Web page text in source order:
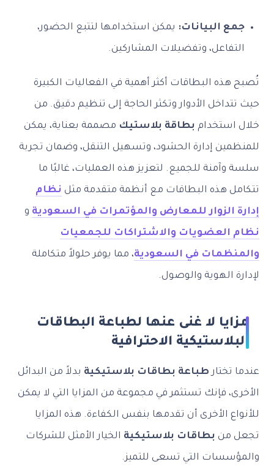
جمع البيانات: يمكن استخدامها لتتبع الحضور،
التفاعل، وتفضيلات المشاركين.
تُصبح هذه البطاقات أكثر أهمية في الفعاليات الكبيرة
حيث تتداخل الأدوار وتكثر الحاجة إلى تنظيم دقيق. من
خلال استخدام بطاقة بلاستيك مصممة بعناية، يمكن
للمنظمين إدارة الحشود، وتسهيل التنقل، وضمان تجربة
سلسة وآمنة للجميع. لتعزيز هذه العمليات، غالبًا ما
تتكامل هذه البطاقات مع أنظمة متقدمة مثل نظام
إدارة الزوار للمعارض والمؤتمرات في السعودية و
نظام العضويات والاشتراكات للجمعيات
والمنظمات في السعودية، مما يوفر حلولاً متكاملة
لإدارة الهوية والوصول.
مزايا لا غنى عنها لطباعة البطاقات
البلاستيكية الاحترافية
عندما تختارطباعة بطاقات بلاستيكية بدلاً من البدائل
الأخرى، فإنك تستثمر في مجموعة من المزايا التي لا يمكن
للأنواع الأخرى أن تقدمها بنفس الكفاءة. هذه المزايا
تجعل من بطاقات بلاستيكية الخيار الأمثل للشركات
والمؤسسات التي تسعى للتميز.